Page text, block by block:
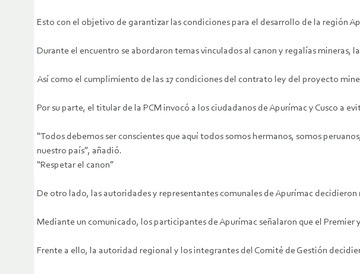
Esto con el objetivo de garantizar las condiciones para el desarrollo de la región
Durante el encuentro se abordaron temas vinculados al canon y regalías
Así como el cumplimiento de las 17 condiciones del contrato ley del proyecto
Por su parte, el titular de la PCM invocó a los ciudadanos de Apurímac y Cusco a
“Todos debemos ser conscientes que aquí todos somos hermanos, somos
nuestro país”, añadió.
“Respetar el canon”
De otro lado, las autoridades y representantes comunales de Apurímac
Mediante un comunicado, los participantes de Apurímac señalaron que el
Frente a ello, la autoridad regional y los integrantes del Comité de Gestión